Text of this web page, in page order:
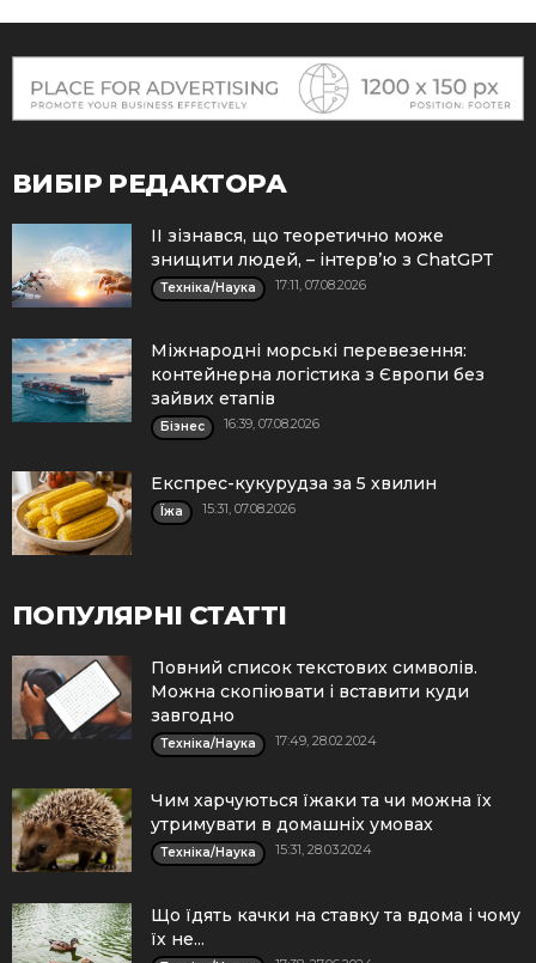
ВИБІР РЕДАКТОРА
ІІ зізнався, що теоретично може
знищити людей, – інтерв’ю з ChatGPT
Техніка/Наука 17:11, 07.08.2026
Міжнародні морські перевезення:
контейнерна логістика з Європи без
зайвих етапів
Бізнес 16:39, 07.08.2026
Експрес-кукурудза за 5 хвилин
Їжа 15:31, 07.08.2026
ПОПУЛЯРНІ СТАТТІ
Повний список текстових символів.
Можна скопіювати і вставити куди
завгодно
Техніка/Наука 17:49, 28.02.2024
Чим харчуються їжаки та чи можна їх
утримувати в домашніх умовах
Техніка/Наука 15:31, 28.03.2024
Що їдять качки на ставку та вдома і чому
їх не...